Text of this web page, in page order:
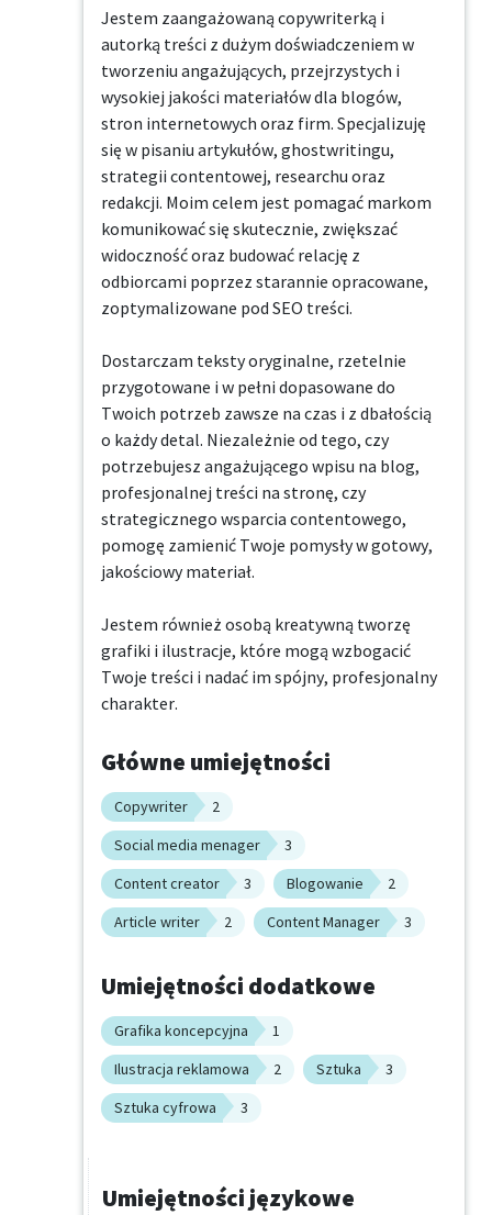
Jestem zaangażowaną copywriterką i
autorką treści z dużym doświadczeniem w
tworzeniu angażujących, przejrzystych i
wysokiej jakości materiałów dla blogów,
stron internetowych oraz firm. Specjalizuję
się w pisaniu artykułów, ghostwritingu,
strategii contentowej, researchu oraz
redakcji. Moim celem jest pomagać markom
komunikować się skutecznie, zwiększać
widoczność oraz budować relację z
odbiorcami poprzez starannie opracowane,
zoptymalizowane pod SEO treści.
Dostarczam teksty oryginalne, rzetelnie
przygotowane i w pełni dopasowane do
Twoich potrzeb zawsze na czas i z dbałością
o każdy detal. Niezależnie od tego, czy
potrzebujesz angażującego wpisu na blog,
profesjonalnej treści na stronę, czy
strategicznego wsparcia contentowego,
pomogę zamienić Twoje pomysły w gotowy,
jakościowy materiał.
Jestem również osobą kreatywną tworzę
grafiki i ilustracje, które mogą wzbogacić
Twoje treści i nadać im spójny, profesjonalny
charakter.
Główne umiejętności
Copywriter
2
Social media menager
3
Content creator
3 Blogowanie
2
Article writer
2 Content Manager 3
Umiejętności dodatkowe
Grafika koncepcyjna
1
Ilustracja reklamowa
2 Sztuka
3
Sztuka cyfrowa
3
Umiejętności językowe